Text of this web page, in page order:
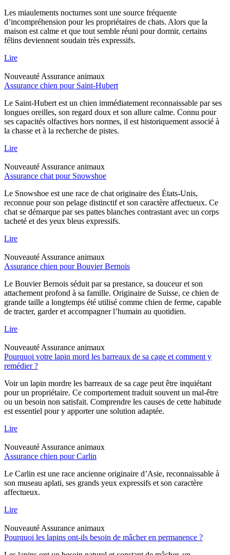
Les miaulements nocturnes sont une source fréquente
d’incompréhension pour les propriétaires de chats. Alors que la
maison est calme et que tout semble réuni pour dormir, certains
félins deviennent soudain très expressifs.
Lire
Nouveauté Assurance animaux
Assurance chien pour Saint-Hubert
Le Saint-Hubert est un chien immédiatement reconnaissable par ses
longues oreilles, son regard doux et son allure calme. Connu pour
ses capacités olfactives hors normes, il est historiquement associé à
la chasse et à la recherche de pistes.
Lire
Nouveauté Assurance animaux
Assurance chat pour Snowshoe
Le Snowshoe est une race de chat originaire des États-Unis,
reconnue pour son pelage distinctif et son caractère affectueux. Ce
chat se démarque par ses pattes blanches contrastant avec un corps
tacheté et des yeux bleus expressifs.
Lire
Nouveauté Assurance animaux
Assurance chien pour Bouvier Bernois
Le Bouvier Bernois séduit par sa prestance, sa douceur et son
attachement profond à sa famille. Originaire de Suisse, ce chien de
grande taille a longtemps été utilisé comme chien de ferme, capable
de tracter, garder et accompagner l’humain au quotidien.
Lire
Nouveauté Assurance animaux
Pourquoi votre lapin mord les barreaux de sa cage et comment y
remédier ?
Voir un lapin mordre les barreaux de sa cage peut être inquiétant
pour un propriétaire. Ce comportement traduit souvent un mal-être
ou un besoin non satisfait. Comprendre les causes de cette habitude
est essentiel pour y apporter une solution adaptée.
Lire
Nouveauté Assurance animaux
Assurance chien pour Carlin
Le Carlin est une race ancienne originaire d’Asie, reconnaissable à
son museau aplati, ses grands yeux expressifs et son caractère
affectueux.
Lire
Nouveauté Assurance animaux
Pourquoi les lapins ont-ils besoin de mâcher en permanence ?